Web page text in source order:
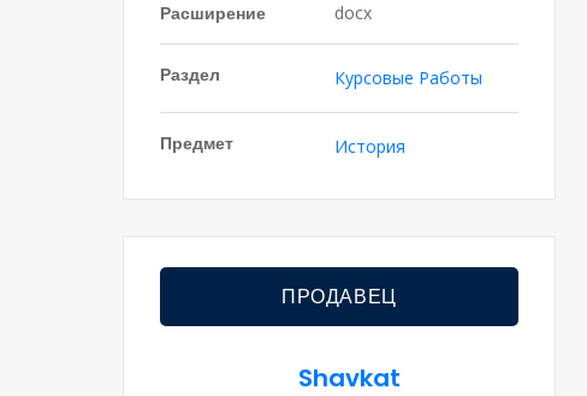
Расширение docx
Раздел Курсовые Работы
Предмет История
ПРОДАВЕЦ
Shavkat